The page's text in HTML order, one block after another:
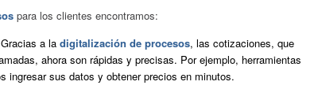
para los clientes encontramos:
Gracias a la digitalización de procesos, las cotizaciones, que
ahora son rápidas y precisas. Por ejemplo, herramientas
ingresar sus datos y obtener precios en minutos.